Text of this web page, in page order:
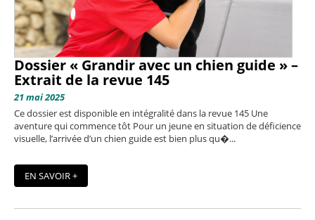
Dossier « Grandir avec un chien guide » –
Extrait de la revue 145
21 mai 2025
Ce dossier est disponible en intégralité dans la revue 145 Une
aventure qui commence tôt Pour un jeune en situation de déficience
visuelle, l’arrivée d’un chien guide est bien plus qu�...
EN SAVOIR +